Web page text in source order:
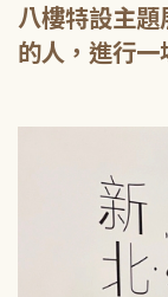
八樓特設主
的人，進行一